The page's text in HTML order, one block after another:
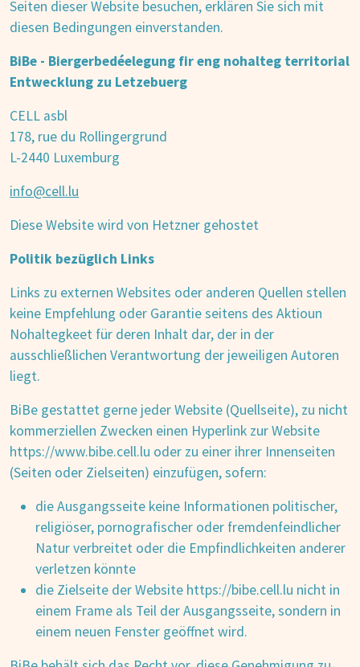
Seiten dieser Website besuchen, erklären Sie sich mit
diesen Bedingungen einverstanden.
BiBe - Biergerbedéelegung fir eng nohalteg territorial
Entwecklung zu Letzebuerg
CELL asbl
178, rue du Rollingergrund
L-2440 Luxemburg
info@cell.lu
Diese Website wird von Hetzner gehostet
Politik bezüglich Links
Links zu externen Websites oder anderen Quellen stellen
keine Empfehlung oder Garantie seitens des Aktioun
Nohaltegkeet für deren Inhalt dar, der in der
ausschließlichen Verantwortung der jeweiligen Autoren
liegt.
BiBe gestattet gerne jeder Website (Quellseite), zu nicht
kommerziellen Zwecken einen Hyperlink zur Website
https://www.bibe.cell.lu oder zu einer ihrer Innenseiten
(Seiten oder Zielseiten) einzufügen, sofern:
die Ausgangsseite keine Informationen politischer,
religiöser, pornografischer oder fremdenfeindlicher
Natur verbreitet oder die Empfindlichkeiten anderer
verletzen könnte
die Zielseite der Website https://bibe.cell.lu nicht in
einem Frame als Teil der Ausgangsseite, sondern in
einem neuen Fenster geöffnet wird.